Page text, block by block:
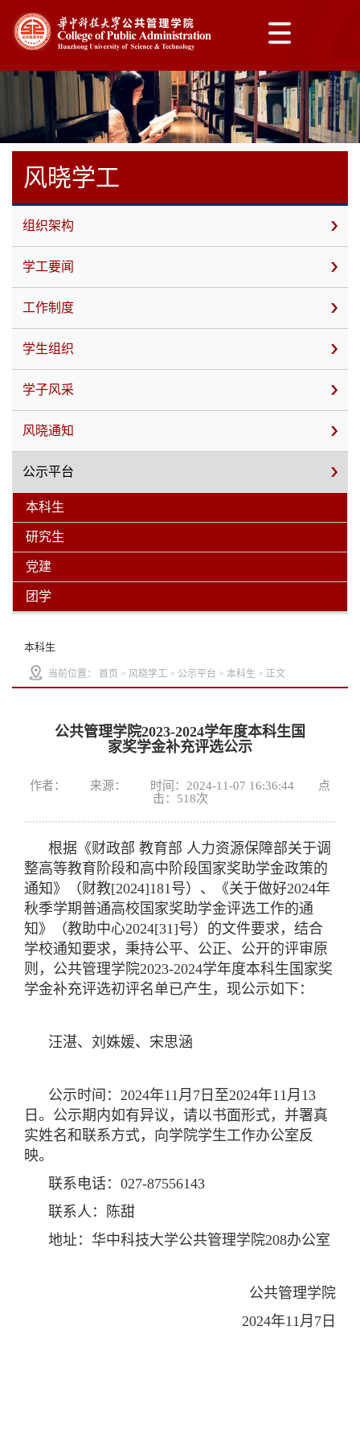
风晓学工
组织架构
学工要闻
工作制度
学生组织
学子风采
风晓通知
公示平台
本科生
研究生
党建
团学
本科生
当前位置： 首页 > 风晓学工 > 公示平台 > 本科生 > 正文
公共管理学院2023-2024学年度本科生国
家奖学金补充评选公示
作者： 来源： 时间：2024-11-07 16:36:44 点
击： 518次
根据《财政部 教育部 人力资源保障部关于调
整高等教育阶段和高中阶段国家奖助学金政策的
通知》（财教[2024]181号）、《关于做好2024年
秋季学期普通高校国家奖助学金评选工作的通
知》（教助中心2024[31]号）的文件要求，结合
学校通知要求，秉持公平、公正、公开的评审原
则，公共管理学院2023-2024学年度本科生国家奖
学金补充评选初评名单已产生，现公示如下：
汪湛、刘姝媛、宋思涵
公示时间：2024年11月7日至2024年11月13
日。公示期内如有异议，请以书面形式，并署真
实姓名和联系方式，向学院学生工作办公室反
映。
联系电话：027-87556143
联系人：陈甜
地址：华中科技大学公共管理学院208办公室
公共管理学院
2024年11月7日